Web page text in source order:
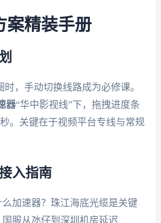
案精装手册
时，手动切换线路成为必修课。
器“华中影视线”下，拖拽进度条
。关键在于视频平台专线与常规
入指南
加速器？珠江海底光缆是关键
服从氹仔到深圳机房延迟